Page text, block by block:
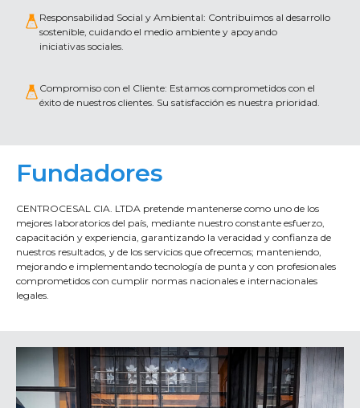
Responsabilidad Social y Ambiental: Contribuimos al desarrollo
sostenible, cuidando el medio ambiente y apoyando
iniciativas sociales.
Compromiso con el Cliente: Estamos comprometidos con el
éxito de nuestros clientes. Su satisfacción es nuestra prioridad.
Fundadores
CENTROCESAL CIA. LTDA pretende mantenerse como uno de los
mejores laboratorios del país, mediante nuestro constante esfuerzo,
capacitación y experiencia, garantizando la veracidad y confianza de
nuestros resultados, y de los servicios que ofrecemos; manteniendo,
mejorando e implementando tecnología de punta y con profesionales
comprometidos con cumplir normas nacionales e internacionales
legales.